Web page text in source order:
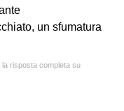
un sfumatura
la risposta completa su